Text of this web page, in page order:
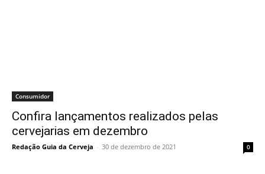
Consumidor
Confira lançamentos realizados pelas
cervejarias em dezembro
Redação Guia da Cerveja - 30 de dezembro de 2021 0